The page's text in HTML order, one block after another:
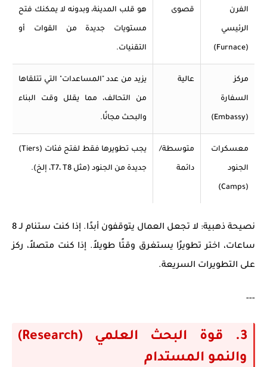
الفرن
الرئيسي
(Furnace)
قصوى هو قلب المدينة، وبدونه لا يمكنك فتح
مستويات جديدة من القوات أو
التقنيات.
مركز
السفارة
(Embassy)
عالية يزيد من عدد "المساعدات" التي تتلقاها
من التحالف، مما يقلل وقت البناء
والبحث مجانًا.
معسكرات
الجنود
(Camps)
متوسطة/
دائمة
يجب تطويرها فقط لفتح فئات (Tiers)
جديدة من الجنود (مثل T7، T8، إلخ).
نصيحة ذهبية:
لا تجعل العمال يتوقفون أبدًا. إذا كنت ستنام لـ 8
ساعات، اختر تطويرًا يستغرق وقتًا طويلاً. إذا كنت متصلاً، ركز
على التطويرات السريعة.
---
3. قوة البحث العلمي (Research)
والنمو المستدام